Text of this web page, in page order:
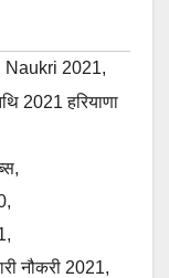
Naukri 2021,
2021 हरियाणा
,
,
,
नौकरी 2021,